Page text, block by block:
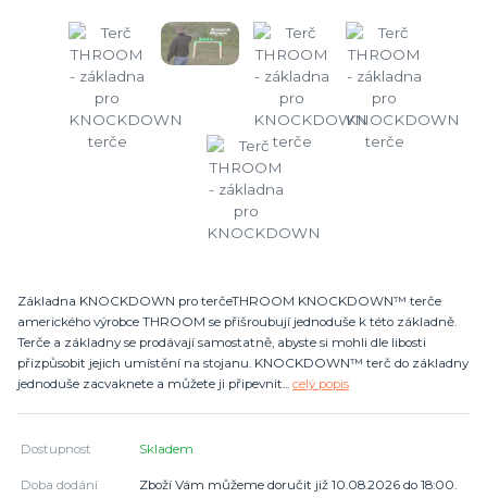
Základna KNOCKDOWN pro terčeTHROOM KNOCKDOWN™ terče
amerického výrobce THROOM se přišroubují jednoduše k této základně.
Terče a základny se prodávají samostatně, abyste si mohli dle libosti
přizpůsobit jejich umístění na stojanu. KNOCKDOWN™ terč do základny
jednoduše zacvaknete a můžete ji připevnit... celý popis
Dostupnost Skladem
Doba dodání Zboží Vám můžeme doručit již 10.08.2026 do 18:00.